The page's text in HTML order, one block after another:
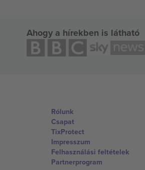
Ahogy a hírekben is látható
Rólunk
Csapat
TixProtect
Impresszum
Felhasználási feltételek
Partnerprogram